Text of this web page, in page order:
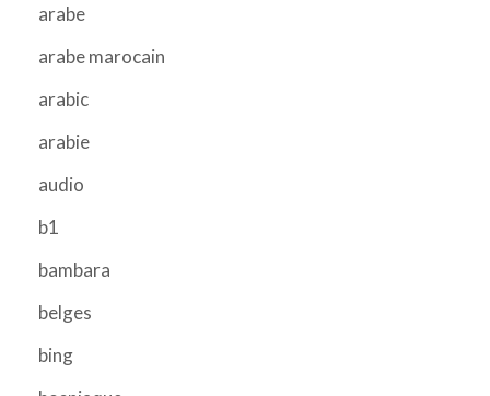
arabe
arabe marocain
arabic
arabie
audio
b1
bambara
belges
bing